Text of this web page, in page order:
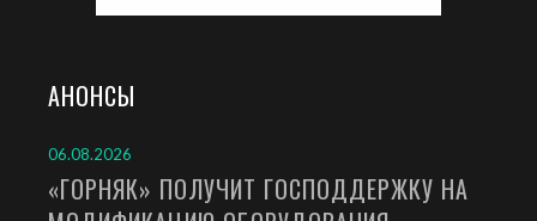
АНОНСЫ
06.08.2026
«ГОРНЯК» ПОЛУЧИТ ГОСПОДДЕРЖКУ НА